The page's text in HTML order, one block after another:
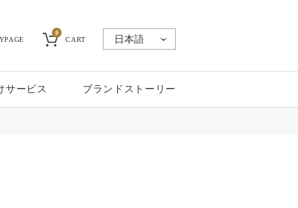
CART
0
サービス ブランドストーリー